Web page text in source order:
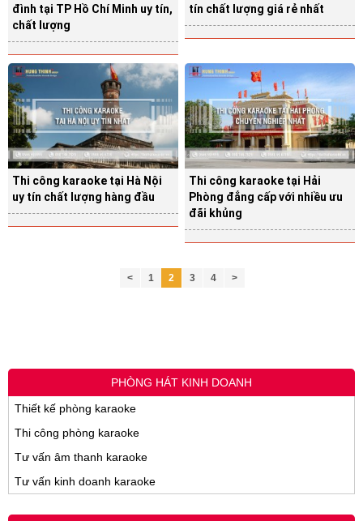
đình tại TP Hồ Chí Minh uy tín,
chất lượng
tín chất lượng giá rẻ nhất
Thi công karaoke tại Hà Nội
uy tín chất lượng hàng đầu
Thi công karaoke tại Hải
Phòng đẳng cấp với nhiều ưu
đãi khủng
< 1 2 3 4 >
PHÒNG HÁT KINH DOANH
Thiết kế phòng karaoke
Thi công phòng karaoke
Tư vấn âm thanh karaoke
Tư vấn kinh doanh karaoke